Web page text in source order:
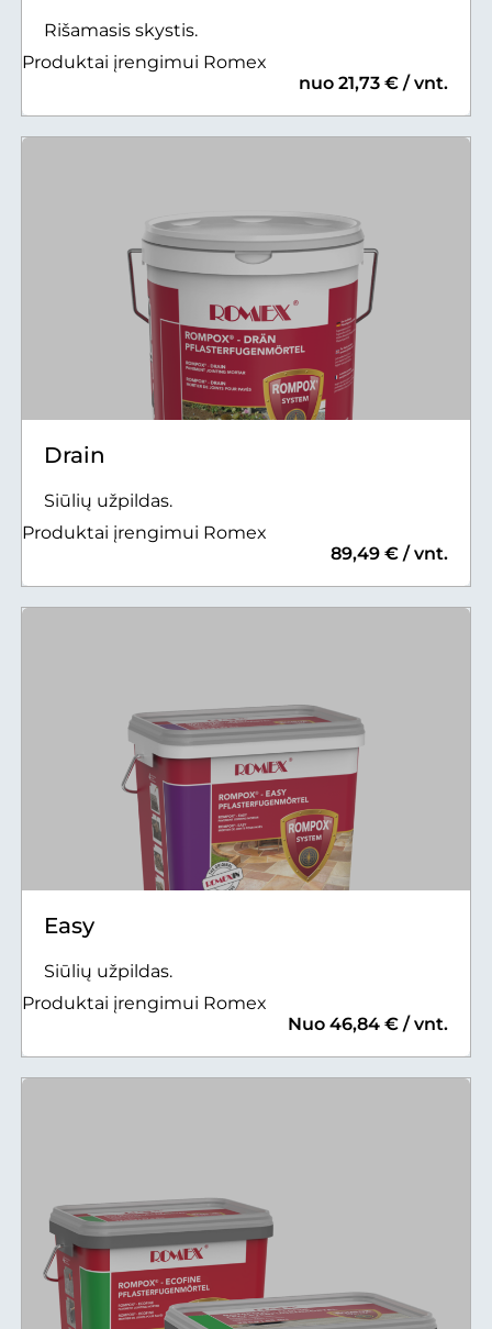
Rišamasis skystis.
Produktai įrengimui Romex
nuo 21,73 € / vnt.
Drain
Siūlių užpildas.
Produktai įrengimui Romex
89,49 € / vnt.
Easy
Siūlių užpildas.
Produktai įrengimui Romex
Nuo 46,84 € / vnt.